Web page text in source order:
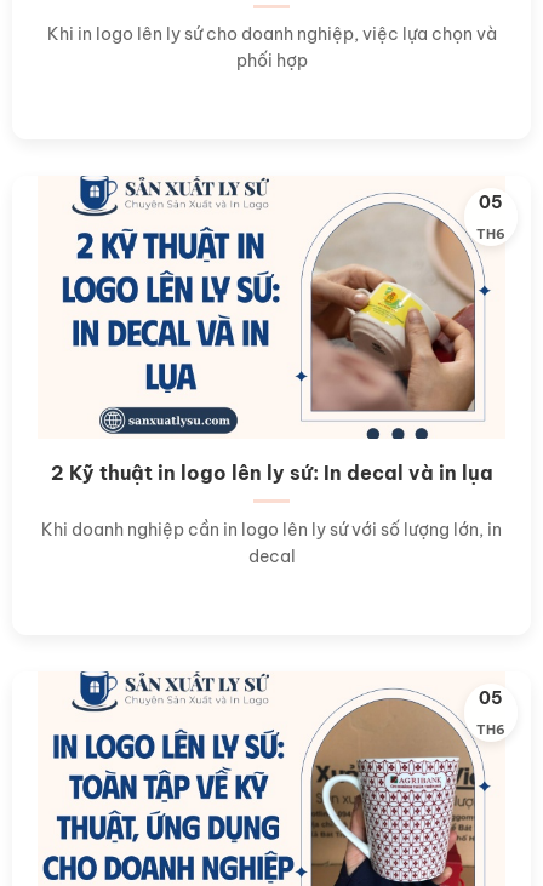
Khi in logo lên ly sứ cho doanh nghiệp, việc lựa chọn và
phối hợp
2 Kỹ thuật in logo lên ly sứ: In decal và in lụa
Khi doanh nghiệp cần in logo lên ly sứ với số lượng lớn, in
decal
05
TH6
05
TH6